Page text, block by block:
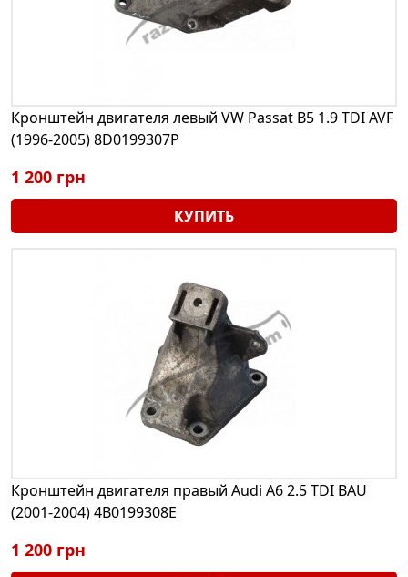
Кронштейн двигателя левый VW Passat B5 1.9 TDI AVF
(1996-2005) 8D0199307P
1 200 грн
КУПИТЬ
Кронштейн двигателя правый Audi A6 2.5 TDI BAU
(2001-2004) 4B0199308E
1 200 грн